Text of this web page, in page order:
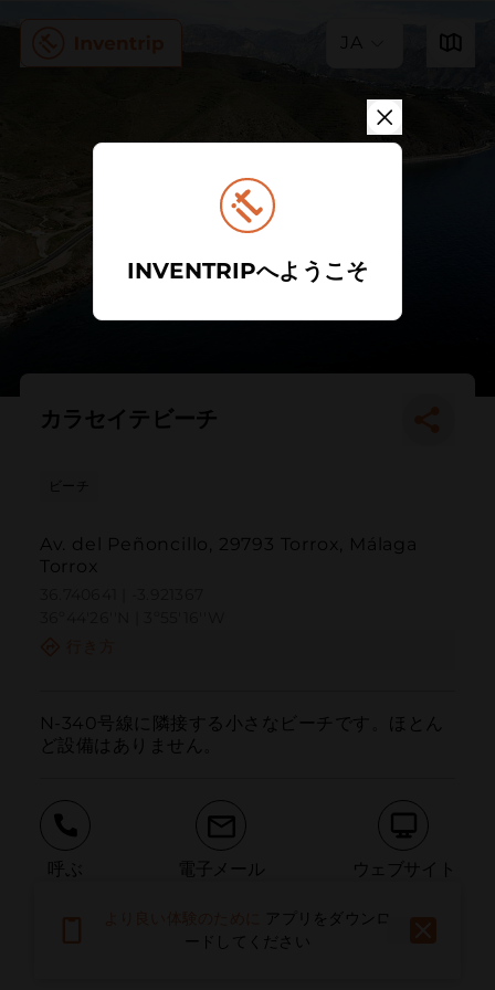
JA
カラセイテビーチ
ビーチ
Av. del Peñoncillo, 29793 Torrox, Málaga
Torrox
N-340号線に隣接する小さなビーチです。ほとん
ど設備はありません。
呼ぶ 電子メール ウェブサイト
問題を報告する
アプリをダウンロ
ードしてください
INVENTRIPへようこそ